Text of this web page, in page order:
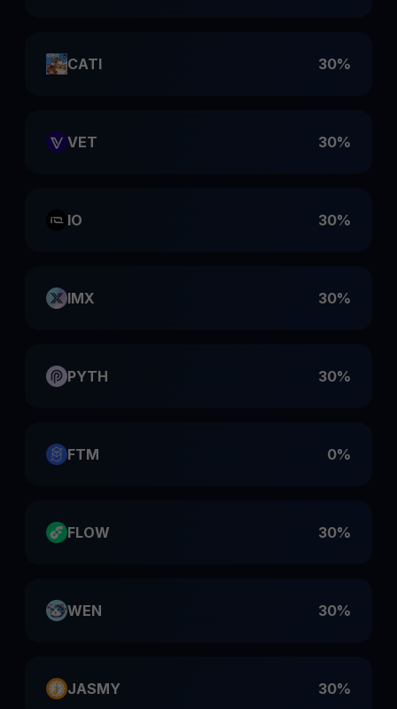
CATI 30%
VET 30%
IO 30%
IMX 30%
PYTH 30%
FTM 0%
FLOW 30%
WEN 30%
JASMY 30%